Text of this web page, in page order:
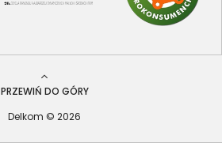
PRZEWIŃ DO GÓRY
Delkom © 2026